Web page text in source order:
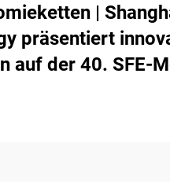
|
präsentiert
auf der 40. SFE-